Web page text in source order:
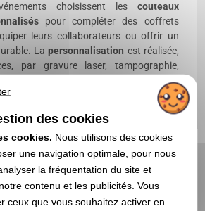
choisissent les couteaux
pour compléter des coffrets
leurs collaborateurs ou offrir un
Lapersonnalisation est réalisée,
par gravure laser, tampographie,
sur le manche afin de mettre en
votre identité visuelle. L'
achat en gros
des dotations homogènes, de
tarifaires adaptées aux volumes et
des opérations de communication
Depuis 1998, Vegea accompagne les
undevis rapide, unelivraison rapide
decouteaux céramiques publicitaires
aux besoins des entreprises.
des cookies
cookies. Nous utilisons des cookies
une navigation optimale, pour nous
la fréquentation du site et
contenu et les publicités. Vous
ceux que vous souhaitez activer en